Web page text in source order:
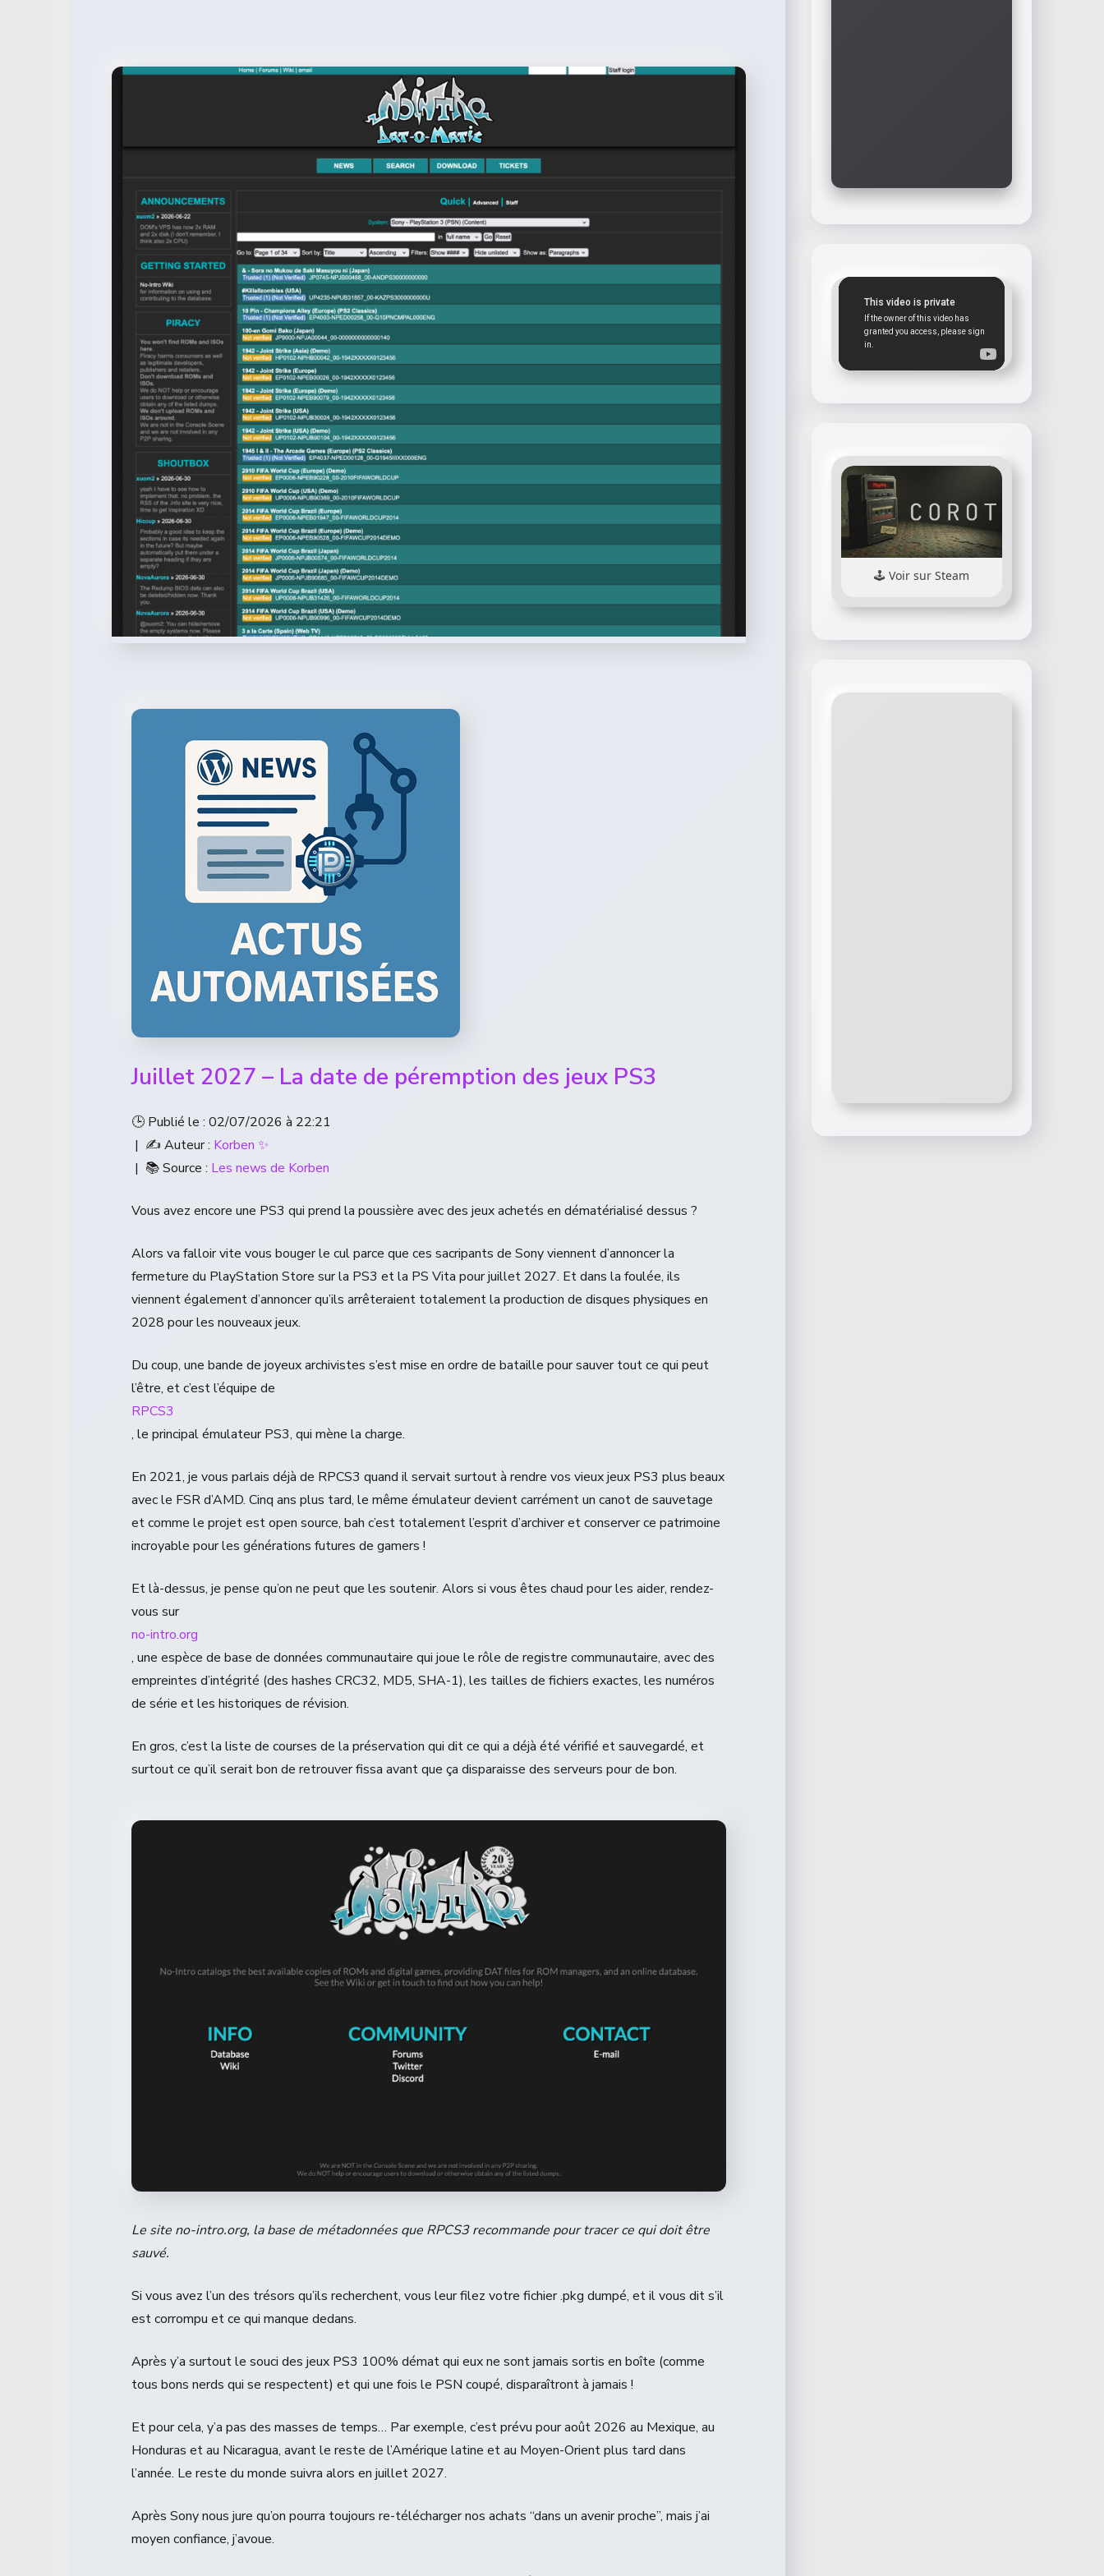
Juillet 2027 – La date de péremption des jeux PS3
🕒 Publié le : 02/07/2026 à 22:21
| ✍️ Auteur : Korben ✨
| 📚 Source : Les news de Korben
Vous avez encore une PS3 qui prend la poussière avec des jeux achetés en dématérialisé dessus ?
Alors va falloir vite vous bouger le cul parce que ces sacripants de Sony viennent d’annoncer la
fermeture du PlayStation Store sur la PS3 et la PS Vita pour juillet 2027. Et dans la foulée, ils
viennent également d’annoncer qu’ils arrêteraient totalement la production de disques physiques en
2028 pour les nouveaux jeux.
Du coup, une bande de joyeux archivistes s’est mise en ordre de bataille pour sauver tout ce qui peut
l’être, et c’est l’équipe de
RPCS3
, le principal émulateur PS3, qui mène la charge.
En 2021, je vous parlais déjà de RPCS3 quand il servait surtout à rendre vos vieux jeux PS3 plus beaux
avec le FSR d’AMD. Cinq ans plus tard, le même émulateur devient carrément un canot de sauvetage
et comme le projet est open source, bah c’est totalement l’esprit d’archiver et conserver ce patrimoine
incroyable pour les générations futures de gamers !
Et là-dessus, je pense qu’on ne peut que les soutenir. Alors si vous êtes chaud pour les aider, rendez-
vous sur
no-intro.org
, une espèce de base de données communautaire qui joue le rôle de registre communautaire, avec des
empreintes d’intégrité (des hashes CRC32, MD5, SHA-1), les tailles de fichiers exactes, les numéros
de série et les historiques de révision.
En gros, c’est la liste de courses de la préservation qui dit ce qui a déjà été vérifié et sauvegardé, et
surtout ce qu’il serait bon de retrouver fissa avant que ça disparaisse des serveurs pour de bon.
Le site no-intro.org, la base de métadonnées que RPCS3 recommande pour tracer ce qui doit être
sauvé.
Si vous avez l’un des trésors qu’ils recherchent, vous leur filez votre fichier .pkg dumpé, et il vous dit s’il
est corrompu et ce qui manque dedans.
Après y’a surtout le souci des jeux PS3 100% démat qui eux ne sont jamais sortis en boîte (comme
tous bons nerds qui se respectent) et qui une fois le PSN coupé, disparaîtront à jamais !
Et pour cela, y’a pas des masses de temps… Par exemple, c’est prévu pour août 2026 au Mexique, au
Honduras et au Nicaragua, avant le reste de l’Amérique latine et au Moyen-Orient plus tard dans
l’année. Le reste du monde suivra alors en juillet 2027.
Après Sony nous jure qu’on pourra toujours re-télécharger nos achats “dans un avenir proche”, mais j’ai
moyen confiance, j’avoue.
Voir sur Steam